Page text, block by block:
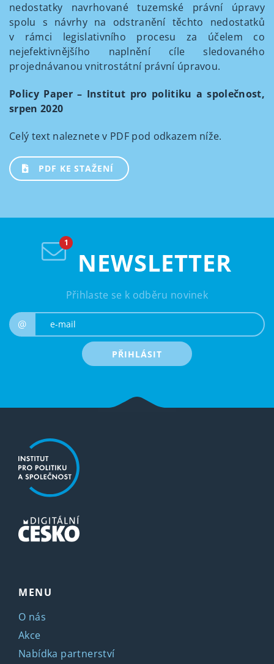
nedostatky navrhované tuzemské právní úpravy
spolu s návrhy na odstranění těchto nedostatků
v rámci legislativního procesu za účelem co
nejefektivnějšího naplnění cíle sledovaného
projednávanou vnitrostátní právní úpravou.
Policy Paper – Institut pro politiku a společnost,
srpen 2020
Celý text naleznete v PDF pod odkazem níže.
PDF KE STAŽENÍ
NEWSLETTER
Přihlaste se k odběru novinek
@
PŘIHLÁSIT
MENU
O nás
Akce
Nabídka partnerství